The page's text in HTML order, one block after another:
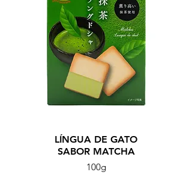
LÍNGUA DE GATO
SABOR MATCHA
100g